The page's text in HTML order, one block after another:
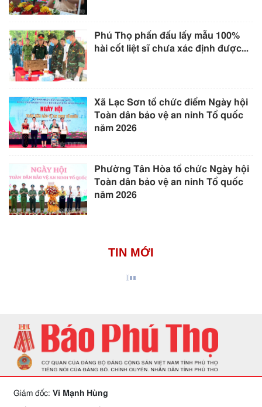
Phú Thọ phấn đấu lấy mẫu 100%
hài cốt liệt sĩ chưa xác định được...
Xã Lạc Sơn tổ chức điểm Ngày hội
Toàn dân bảo vệ an ninh Tổ quốc
năm 2026
Phường Tân Hòa tổ chức Ngày hội
Toàn dân bảo vệ an ninh Tổ quốc
năm 2026
TIN MỚI
Giám đốc: Vi Mạnh Hùng